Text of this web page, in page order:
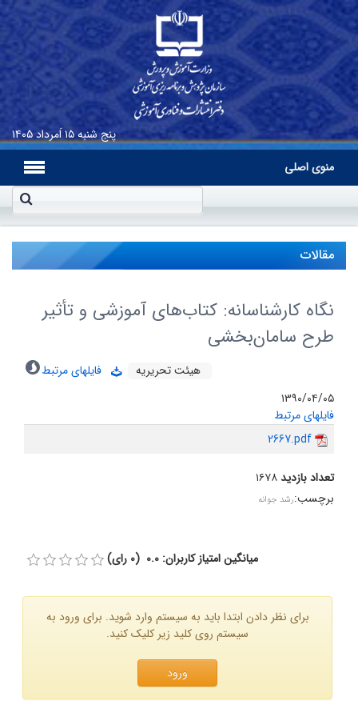
پنج شنبه۱۵ اَمرداد ۱۴۰۵
منوی اصلی
مقالات
نگاه کارشناسانه: کتاب‌های آموزشى و تأثیر
طرح سامان‌بخشى
هیئت تحریریه
فایلهای مرتبط
۱۳۹۰/۰۴/۰۵
فایلهای مرتبط
2667.pdf
تعداد بازدید۱۶۷۸
برچسب:رشد جوانه
میانگین امتیاز کاربران: 0.0 (0 رای)
برای نظر دادن ابتدا باید به سیستم وارد شوید. برای ورود به
سیستم روی کلید زیر کلیک کنید.
ورود